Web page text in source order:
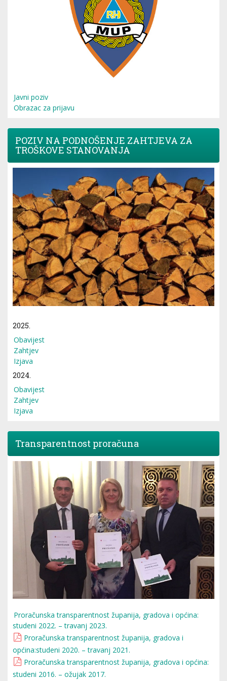
Javni poziv
Obrazac za prijavu
POZIV NA PODNOŠENJE ZAHTJEVA ZA
TROŠKOVE STANOVANJA
2025.
Obavijest
Zahtjev
Izjava
2024.
Obavijest
Zahtjev
Izjava
Transparentnost proračuna
Proračunska transparentnost županija, gradova i općina:
studeni 2022. – travanj 2023.
Proračunska transparentnost županija, gradova i
općina:studeni 2020. – travanj 2021.
Proračunska transparentnost županija, gradova i općina:
studeni 2016. – ožujak 2017.